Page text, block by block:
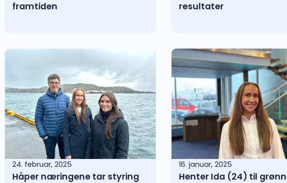
framtiden
resultater
24. februar, 2025
Håper næringene tar styring
16. januar, 2025
Henter Ida (24) til grønn